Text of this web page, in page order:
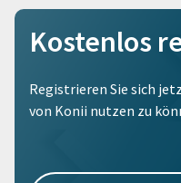
Kostenlos
Registrieren Sie sich
von Konii nutzen zu